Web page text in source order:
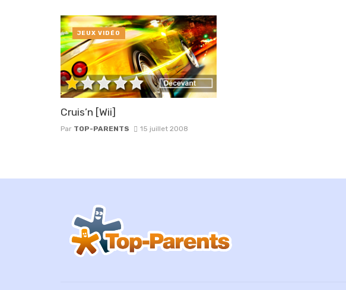
Cruis’n [Wii]
Par TOP-PARENTS 15 juillet 2008
JEUX VIDÉO